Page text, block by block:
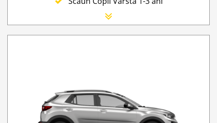
Scaun Nou-nascut
Lanturi de iarna
WI-FI 4G nelimitat
Serviciu premium de urgență pe drum